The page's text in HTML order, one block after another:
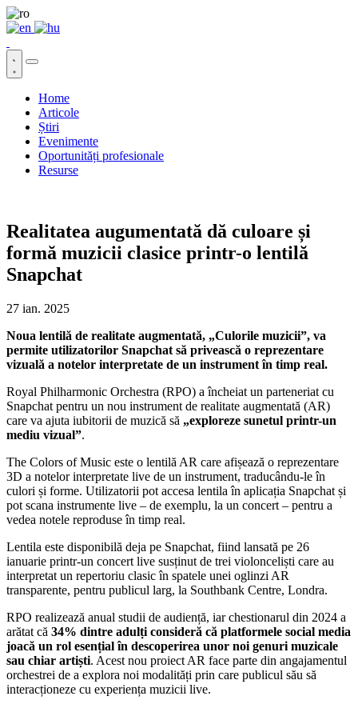
Home
Articole
Știri
Evenimente
Oportunități profesionale
Resurse
Realitatea augumentată dă culoare și
formă muzicii clasice printr-o lentilă
Snapchat
27 ian. 2025
Noua lentilă de realitate augmentată, „Culorile muzicii”, va
permite utilizatorilor Snapchat să privească o reprezentare
vizuală a notelor interpretate de un instrument în timp real.
Royal Philharmonic Orchestra (RPO) a încheiat un parteneriat cu
Snapchat pentru un nou instrument de realitate augmentată (AR)
care va ajuta iubitorii de muzică să „exploreze sunetul printr-un
mediu vizual”.
The Colors of Music este o lentilă AR care afișează o reprezentare
3D a notelor interpretate live de un instrument, traducându-le în
culori și forme. Utilizatorii pot accesa lentila în aplicația Snapchat și
pot scana instrumente live – de exemplu, la un concert – pentru a
vedea notele reproduse în timp real.
Lentila este disponibilă deja pe Snapchat, fiind lansată pe 26
ianuarie printr-un concert live susținut de trei violonceliști care au
interpretat un repertoriu clasic în spatele unei oglinzi AR
transparente, pentru publicul larg, la Southbank Centre, Londra.
RPO realizează anual studii de audiență, iar chestionarul din 2024 a
arătat că 34% dintre adulți consideră că platformele social media
joacă un rol esențial în descoperirea unor noi genuri muzicale
sau chiar artiști. Acest nou proiect AR face parte din angajamentul
orchestrei de a explora noi modalități prin care publicul său să
interacționeze cu experiența muzicii live.